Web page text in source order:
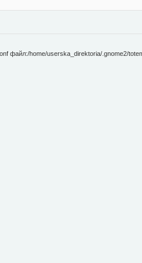
файл:/home/userska_direktoria/.gnome2/